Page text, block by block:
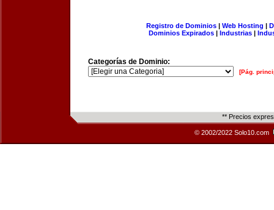
Registro de Dominios| Web Hosting |
Dominios Expirados | Industrias |
Categorías de Dominio:
[Pág.
** Precios
© 2002/2022 Solo10.com